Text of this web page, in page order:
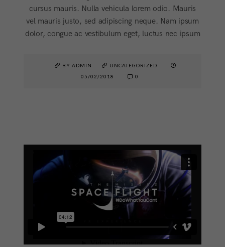
cursus mauris. Nulla vehicula lorem odio. Mauris
vel mauris justo, sed adipiscing neque. Nam ipsum
dolor, congue ac vestibulum eget, luctus nec ipsum
BY ADMIN
UNCATEGORIZED
05/02/2018
0